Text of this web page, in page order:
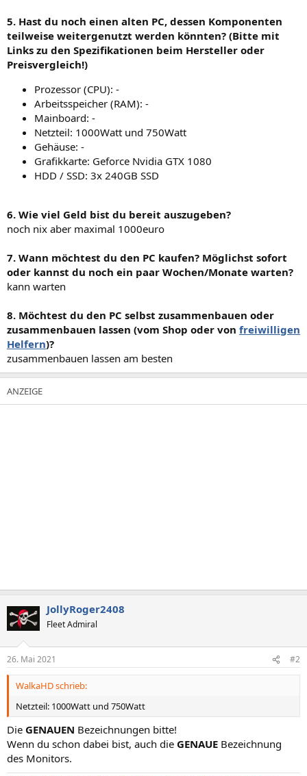
5. Hast du noch einen alten PC, dessen Komponenten
teilweise weitergenutzt werden könnten? (Bitte mit
Links zu den Spezifikationen beim Hersteller oder
Preisvergleich!)
Prozessor (CPU): -
Arbeitsspeicher (RAM): -
Mainboard: -
Netzteil: 1000Watt und 750Watt
Gehäuse: -
Grafikkarte: Geforce Nvidia GTX 1080
HDD / SSD: 3x 240GB SSD
6. Wie viel Geld bist du bereit auszugeben?
noch nix aber maximal 1000euro
7. Wann möchtest du den PC kaufen? Möglichst sofort
oder kannst du noch ein paar Wochen/Monate warten?
kann warten
8. Möchtest du den PC selbst zusammenbauen oder
zusammenbauen lassen (vom Shop oder von freiwilligen
Helfern)?
zusammenbauen lassen am besten
JollyRoger2408
Fleet Admiral
26. Mai 2021 #2
WalkaHD schrieb:
Netzteil: 1000Watt und 750Watt
Die GENAUEN Bezeichnungen bitte!
Wenn du schon dabei bist, auch die GENAUE Bezeichnung
des Monitors.